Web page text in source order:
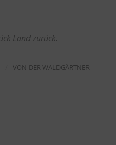
Land zurück.
VON DER WALDGÄRTNER